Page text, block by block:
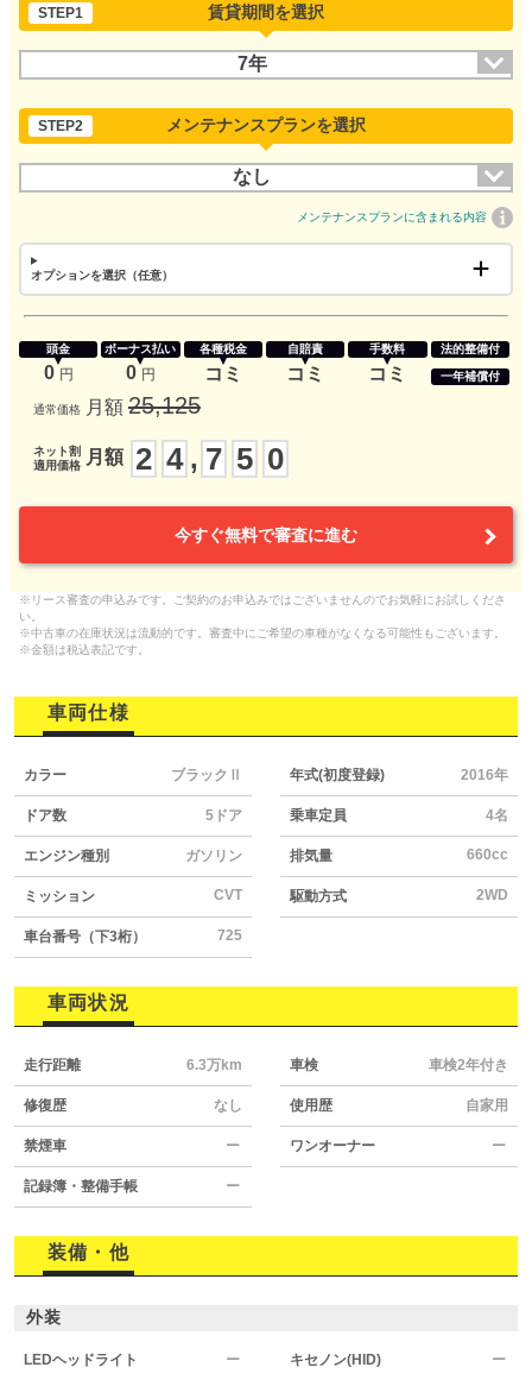
STEP1 賃貸期間を選択
7年
STEP2 メンテナンスプランを選択
なし
メンテナンスプランに含まれる内容
オプションを選択（任意）
頭金
0 円
ボーナス払い
0 円
各種税金
コミ
自賠責
コミ
手数料
コミ
法的整備付
一年補償付
通常価格 月額 25,125
ネット割
適用価格
月額 2 4 , 7 5 0
今すぐ無料で審査に進む
※リース審査の申込みです。ご契約のお申込みではございませんのでお気軽にお試しくださ
い。
※中古車の在庫状況は流動的です。審査中にご希望の車種がなくなる可能性もございます。
※金額は税込表記です。
車両仕様
カラー ブラックⅡ 年式(初度登録) 2016年
ドア数 5ドア 乗車定員 4名
エンジン種別 ガソリン 排気量 660cc
ミッション CVT 駆動方式 2WD
車台番号（下3桁） 725
車両状況
走行距離 6.3万km 車検 車検2年付き
修復歴 なし 使用歴 自家用
禁煙車 ー ワンオーナー ー
記録簿・整備手帳 ー
装備・他
外装
LEDヘッドライト ー キセノン(HID) ー